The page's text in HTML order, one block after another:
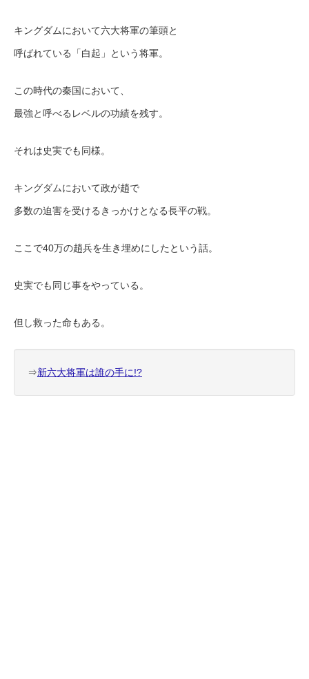
キングダムにおいて六大将軍の筆頭と
呼ばれている「白起」という将軍。
この時代の秦国において、
最強と呼べるレベルの功績を残す。
それは史実でも同様。
キングダムにおいて政が趙で
多数の迫害を受けるきっかけとなる長平の戦。
ここで40万の趙兵を生き埋めにしたという話。
史実でも同じ事をやっている。
但し救った命もある。
⇒新六大将軍は誰の手に!?